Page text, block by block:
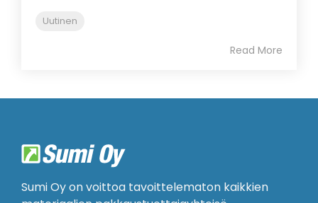
Uutinen
Read More
Sumi Oy on voittoa tavoittelematon kaikkien